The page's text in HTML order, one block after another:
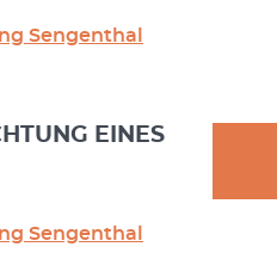
Sengenthal
EINES
Sengenthal